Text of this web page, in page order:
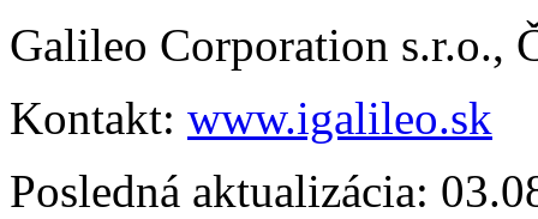
Galileo Corporation s.r.o.,
Kontakt: www.igalileo.sk
Posledná aktualizácia: